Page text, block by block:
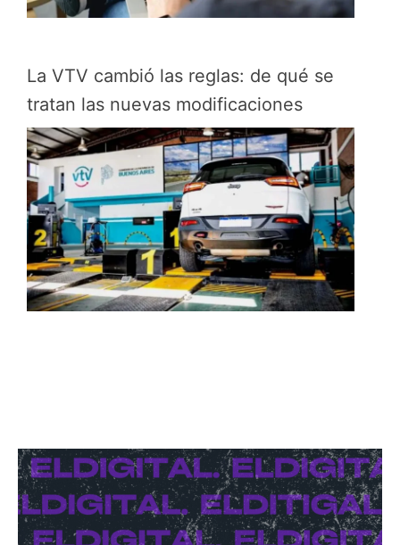
La VTV cambió las reglas: de qué se
tratan las nuevas modificaciones